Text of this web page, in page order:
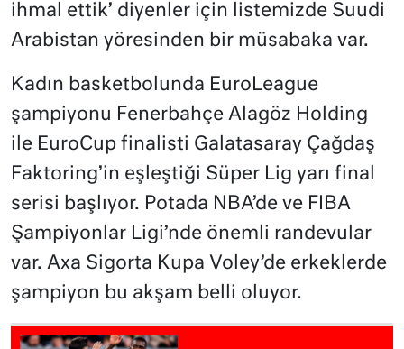
ihmal ettik’ diyenler için listemizde Suudi
Arabistan yöresinden bir müsabaka var.
Kadın basketbolunda EuroLeague
şampiyonu Fenerbahçe Alagöz Holding
ile EuroCup finalisti Galatasaray Çağdaş
Faktoring’in eşleştiği Süper Lig yarı final
serisi başlıyor. Potada NBA’de ve FIBA
Şampiyonlar Ligi’nde önemli randevular
var. Axa Sigorta Kupa Voley’de erkeklerde
şampiyon bu akşam belli oluyor.